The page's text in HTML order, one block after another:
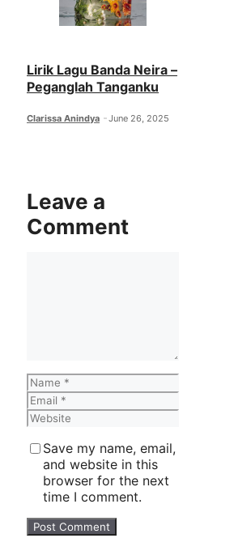
Lirik Lagu Banda Neira –
Peganglah Tanganku
Clarissa Anindya June 26, 2025
Leave a
Comment
Name
Email
Website
Save my name, email,
and website in this
browser for the next
time I comment.